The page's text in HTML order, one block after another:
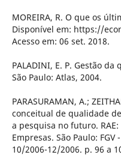
MOREIRA, R. O que os
Disponível em: https://
Acesso em: 06 set. 2018.
PALADINI, E. P. Gestão
São Paulo: Atlas, 2004.
PARASURAMAN, A.;
conceitual de qualidade
a pesquisa no futuro.
Empresas. São Paulo:
10/2006-12/2006. p. 96 a